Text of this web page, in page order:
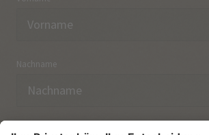
Nachname